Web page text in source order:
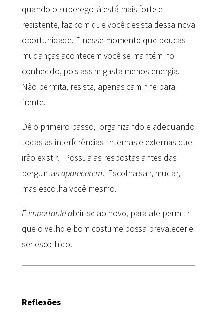
quando o superego já está mais forte e
resistente, faz com que você desista dessa nova
oportunidade. É nesse momento que poucas
mudanças acontecem você se mantém no
conhecido, pois assim gasta menos energia.
Não permita, resista, apenas caminhe para
frente.
Dê o primeiro passo, organizando e adequando
todas as interferências internas e externas que
irão existir. Possua as respostas antes das
perguntas aparecerem. Escolha sair, mudar,
mas escolha você mesmo.
Éimportante abrir-se ao novo, para até permitir
que o velho e bom costume possa prevalecer e
ser escolhido.
Reflexões